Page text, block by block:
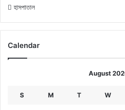
হাসপাতাল
Calendar
August
S M T W